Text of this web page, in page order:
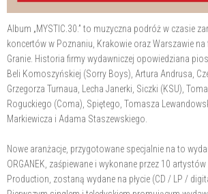
Album „MYSTIC.30.” to muzyczna podróż w czasie
koncertów w Poznaniu, Krakowie oraz Warszawie
Granie. Historia firmy wydawniczej opowiedziana
Beli Komoszyńskiej (Sorry Boys), Artura Andrusa,
Grzegorza Turnaua, Lecha Janerki, Siczki (KSU),
Roguckiego (Coma), Spiętego, Tomasza
Markiewicza i Adama Staszewskiego.
Nowe aranżacje, przygotowane specjalnie na to
ORGANEK, zaśpiewane i wykonane przez 10
Production, zostaną wydane na płycie (CD / LP /